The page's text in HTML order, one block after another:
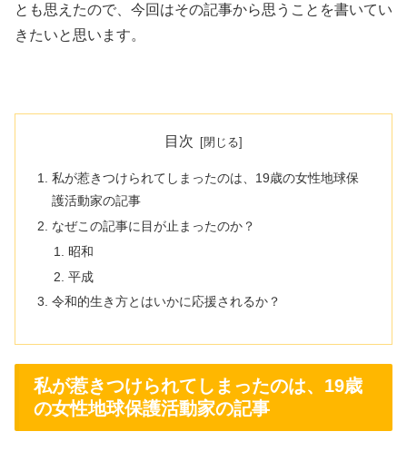
とも思えたので、今回はその記事から思うことを書いてい
きたいと思います。
目次
私が惹きつけられてしまったのは、19歳の女性地球保
護活動家の記事
なぜこの記事に目が止まったのか？
昭和
平成
令和的生き方とはいかに応援されるか？
私が惹きつけられてしまったのは、19歳
の女性地球保護活動家の記事